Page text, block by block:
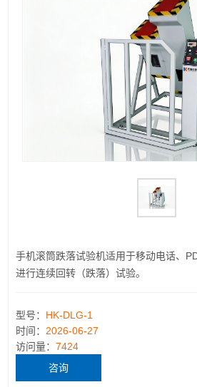
手机滚筒跌落试验机适用于移动电话、
进行连续回转（跌落）试验。
型号： HK-DLG-1
时间： 2026-06-27
访问量：7424
咨询